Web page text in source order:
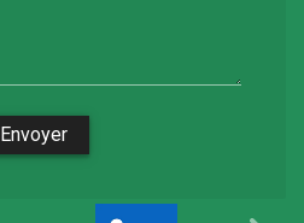
Envoyer